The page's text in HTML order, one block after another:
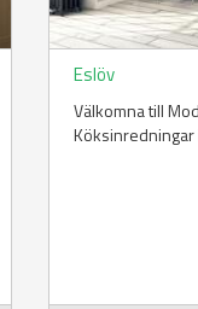
Eslöv
Välkomna till
Köksinredningar